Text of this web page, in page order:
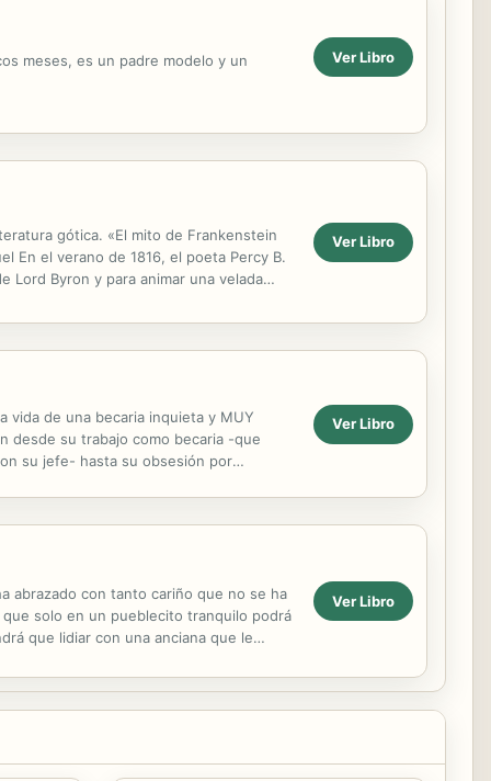
meses, es un padre modelo y un Ver Libro
gótica. «El mito de Frankenstein
En el verano de 1816, el poeta Percy B.
Lord Byron y para animar una velada
Ver Libro
vida de una becaria inquieta y MUY
desde su trabajo como becaria -que
su jefe- hasta su obsesión por
Ver Libro
abrazado con tanto cariño que no se ha
solo en un pueblecito tranquilo podrá
que lidiar con una anciana que le
Ver Libro